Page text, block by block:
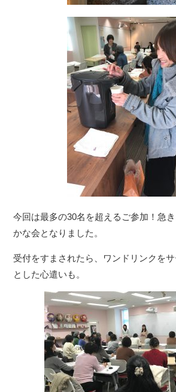
今回は最多の30名を超えるご参加！急
かな会となりました。
受付をすまされたら、ワンドリンクを
とした心遣いも。